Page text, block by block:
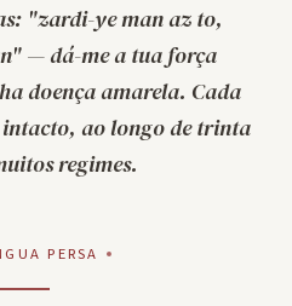
"zardi-ye man az to,
" — dá-me a tua força
doença amarela. Cada
ao longo de trinta
regimes.
PERSA